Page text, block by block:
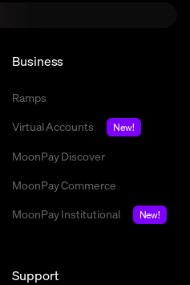
Business
Ramps
Virtual Accounts
New!
MoonPay Discover
MoonPay Commerce
MoonPay Institutional
New!
Support